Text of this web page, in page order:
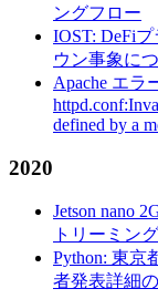
ングフロー
IOST: DeFi
ウン事象に
Apache エラ
defined by a
2020
Jetson nano
トリーミング
Python: 東京
者発表詳細